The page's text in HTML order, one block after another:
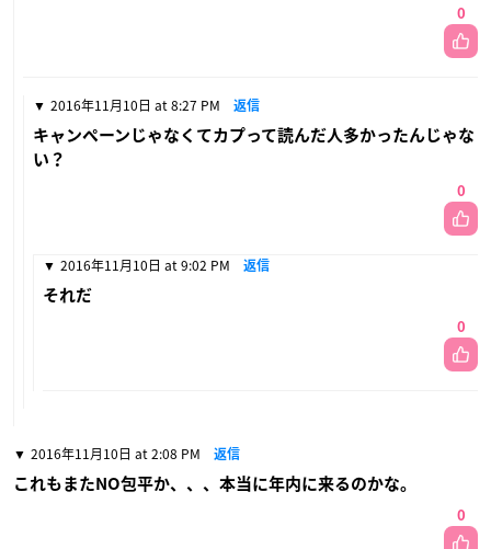
0
2016年11月10日 at 8:27 PM 返信
キャンペーンじゃなくてカプって読んだ人多かったんじゃな
い？
0
2016年11月10日 at 9:02 PM 返信
それだ
0
2016年11月10日 at 2:08 PM 返信
これもまたNO包平か、、、本当に年内に来るのかな。
0